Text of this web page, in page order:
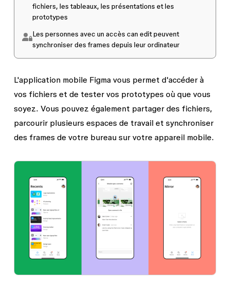
fichiers, les tableaux, les présentations et les
prototypes
Les personnes avec un accès can editpeuvent
synchroniser des frames depuis leur ordinateur
L'application mobile Figma vous permet d'accéder à
vos fichiers et de tester vos prototypes où que vous
soyez. Vous pouvez également partager des fichiers,
parcourir plusieurs espaces de travail et synchroniser
des frames de votre bureau sur votre appareil mobile.